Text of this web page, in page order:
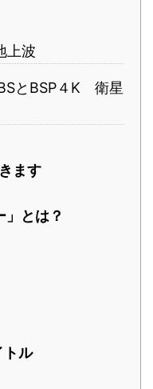
上波
とBSP４K 衛星
ます
」とは？
トル